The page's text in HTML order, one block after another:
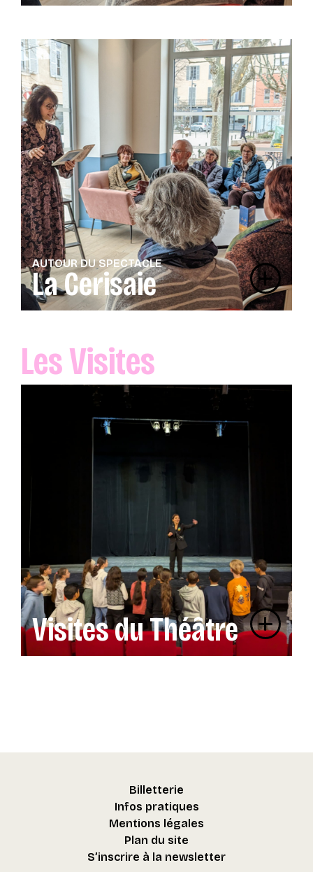
AUTOUR DU SPECTACLE
La Cerisaie
Les Visites
Visites du Théâtre
Billetterie
Infos pratiques
Mentions légales
Plan du site
S’inscrire à la newsletter